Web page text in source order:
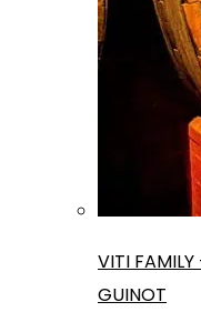
VITI FAMILY
GUINOT